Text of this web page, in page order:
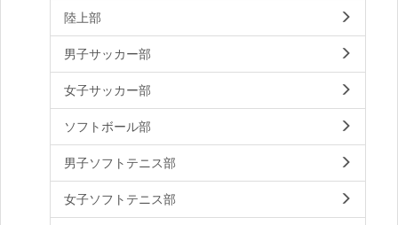
陸上部
男子サッカー部
女子サッカー部
ソフトボール部
男子ソフトテニス部
女子ソフトテニス部